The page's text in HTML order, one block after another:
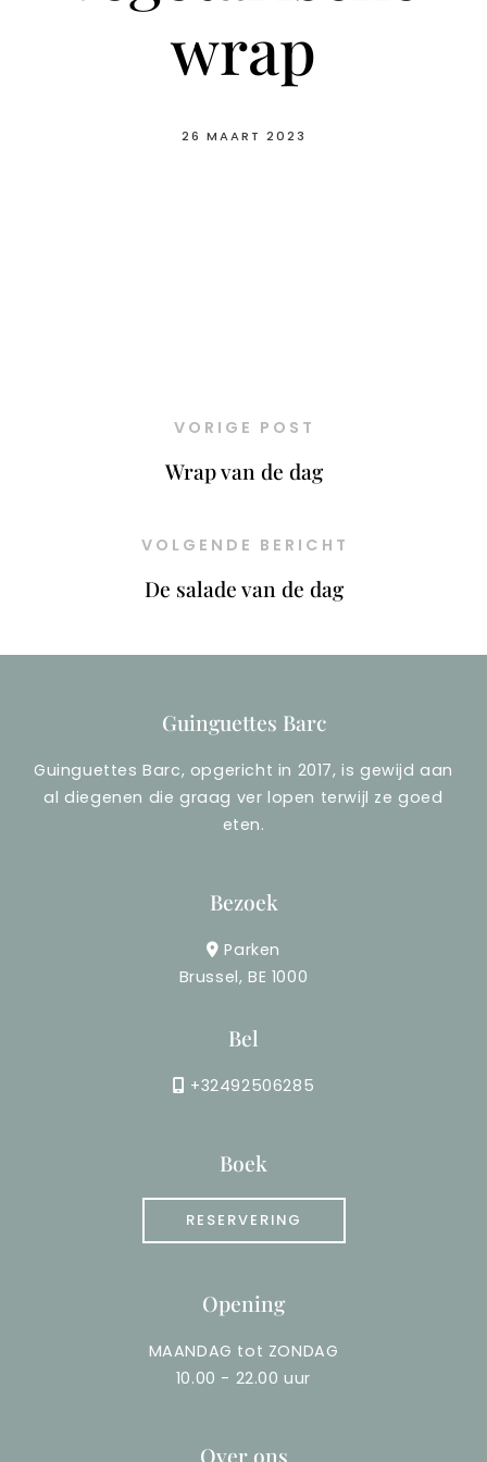
wrap
26 MAART 2023
VORIGE POST
Wrap van de dag
VOLGENDE BERICHT
De salade van de dag
Guinguettes Barc
Guinguettes Barc, opgericht in 2017, is gewijd aan
al diegenen die graag ver lopen terwijl ze goed
eten.
Bezoek
Parken
Brussel, BE 1000
Bel
+32492506285
Boek
RESERVERING
Opening
MAANDAG tot ZONDAG
10.00 - 22.00 uur
Over ons